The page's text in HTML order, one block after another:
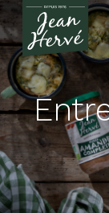
Passer
au
contenu
principalRecherche
de
produits